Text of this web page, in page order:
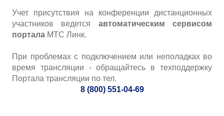
Учет присутствия на конференции дистанционных
участников ведется автоматическим сервисом
портала МТС Линк.
При проблемах с подключением или неполадках во
время трансляции - обращайтесь в техподдержку
Портала трансляции по тел.
8 (800) 551-04-69